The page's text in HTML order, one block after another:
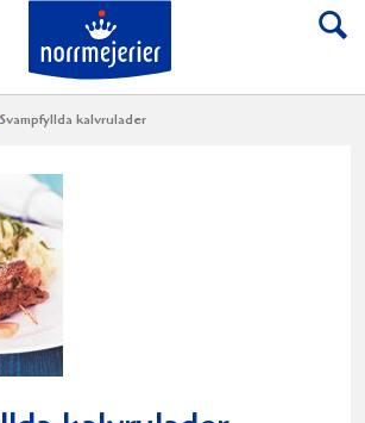
Till Norrmejerier
Svampfyllda kalvrulader